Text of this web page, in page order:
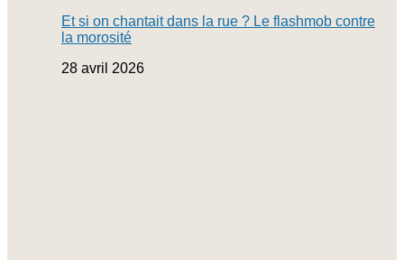
Et si on chantait dans la rue ? Le flashmob contre
la morosité
28 avril 2026